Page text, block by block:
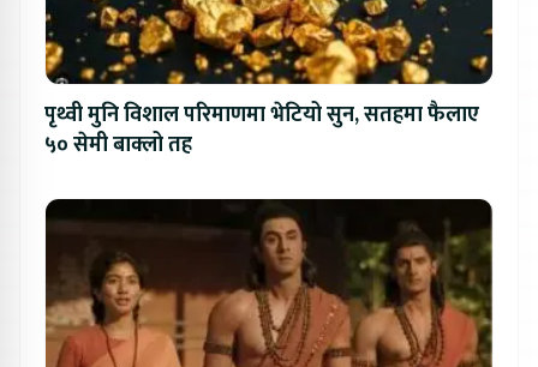
पृथ्वी मुनि विशाल परिमाणमा भेटियो सुन, सतहमा फैलाए
५० सेमी बाक्लो तह